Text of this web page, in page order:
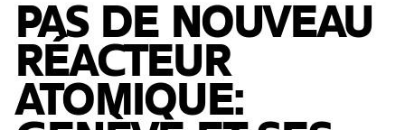
PAS DE NOUVEAU
RÉACTEUR
ATOMIQUE: